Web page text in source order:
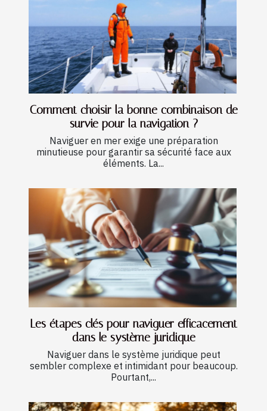
Comment choisir la bonne combinaison de
survie pour la navigation ?
Naviguer en mer exige une préparation
minutieuse pour garantir sa sécurité face aux
éléments. La...
Les étapes clés pour naviguer efficacement
dans le système juridique
Naviguer dans le système juridique peut
sembler complexe et intimidant pour beaucoup.
Pourtant,...